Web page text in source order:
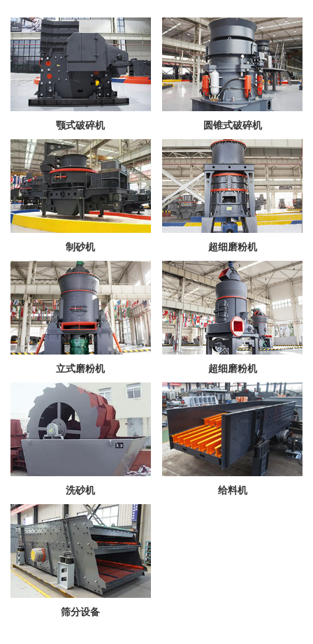
颚式破碎机 圆锥式破碎机
制砂机 超细磨粉机
立式磨粉机 超细磨粉机
洗砂机 给料机
筛分设备